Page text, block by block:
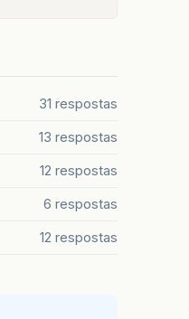
31 respostas
13 respostas
12 respostas
6 respostas
12 respostas